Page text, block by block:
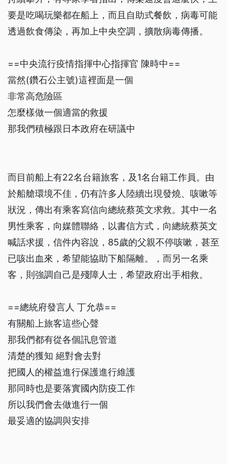
要是吃喝玩樂都在船上，而且自助式餐飲，病毒可能
透過飲食傳染，再加上中央空調，擴散病毒傳播。
==中央流行疫情指揮中心指揮官 陳時中==
當然(鑽石公主號)這裡面是一個
非常高危險區
怎麼樣做一個適當的救援
那我們積極跟日本政府在研議中
而目前船上有22名台籍旅客，及1名台籍工作員。由
於船艙環境不佳，仍有許多人陸續出現發燒、咳嗽等
狀況，傳出有乘客寫信向總統蔡英文求救。其中一名
男性乘客，向媒體聯絡，以書信方式，向總統蔡英文
喊話求援，信件內容說，85歲的父親不停咳嗽，甚至
已咳出血來，希望能協助下船隔離。，而另一名乘
客，則強調自己是殘障人士，希望政府出手相救。
==總統府發言人 丁允恭==
有關船上旅客這些心聲
那我們都有從各個訊息管道
清楚的獲知 絕對會去對
把國人的權益進行保護進行維護
那同時也是要落實國內防疫工作
所以我們會去做進行一個
最妥適的協調與安排